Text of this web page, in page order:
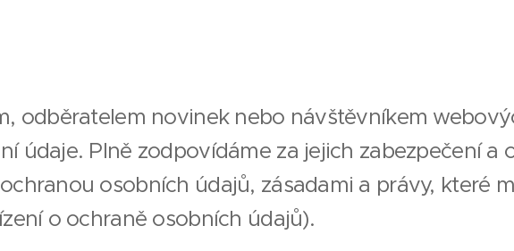
odběratelem novinek nebo návštěvníkem
údaje. Plně zodpovídáme za jejich zabezpečení a
osobních údajů, zásadami a právy, které
o ochraně osobních údajů).